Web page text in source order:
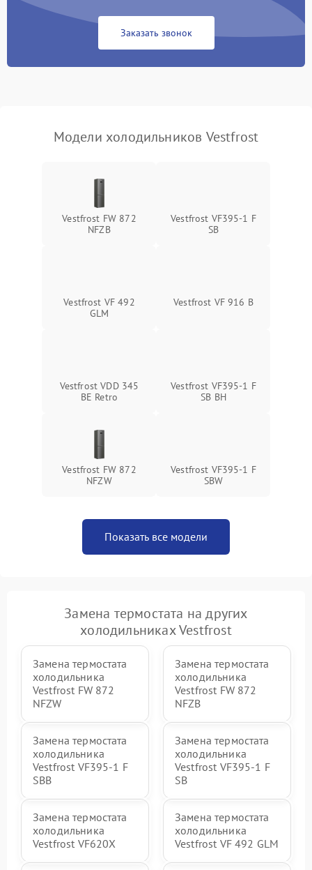
Сбой в работе инвертора
работе
2000 ₽ Подробнее →
Заказать звонок
Модели холодильников Vestfrost
Vestfrost FW 872
NFZВ
Vestfrost VF395-1 F
SB
Vestfrost VF 492
GLM
Vestfrost VF 916 B
Vestfrost VDD 345
BE Retro
Vestfrost VF395-1 F
SB BH
Vestfrost FW 872
NFZW
Vestfrost VF395-1 F
SBW
Показать все модели
Замена термостата на других
холодильниках Vestfrost
Замена термостата
холодильника
Vestfrost FW 872
NFZW
Замена термостата
холодильника
Vestfrost FW 872
NFZВ
Замена термостата
холодильника
Vestfrost VF395-1 F
SBB
Замена термостата
холодильника
Vestfrost VF395-1 F
SB
Замена термостата
холодильника
Vestfrost VF620X
Замена термостата
холодильника
Vestfrost VF 492 GLM